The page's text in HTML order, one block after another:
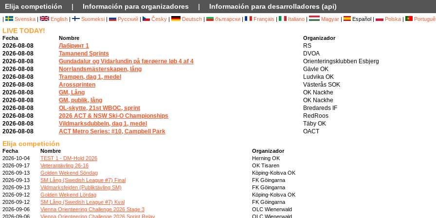
Elija competición | Información para organizadores | Información para desarrolladores (api)
| Svenska | English | Suomeksi | Русский | Česky | Deutsch | български | Français | Italiano | Magyar | Español | Polska |
LIVE TODAY!
Fecha Nombre Organizador
2026-08-08 Лабіринт 1
RS
2026-08-08
Tamanend Sprints
DVOA
2026-08-08
Gundadalur og Vidarlundin på færøerne løb 4 af 4
Orienteringsklubben Esbjerg
2026-08-08
Norrlandsmästerskapen, lång
Gävle OK
2026-08-08
Trampen, dag 1, medel
Ludvika OK
2026-08-08
Arossprinten
Västerås SOK
2026-08-08
GM, Lång
OK Nackhe
2026-08-08
GM, publik, lång
OK Nackhe
2026-08-08
OL-skytte, 21st WBOC, sprint
Bredareds IF
2026-08-08
2026 ACT & NSW Ski-O Championships
RedRoos
2026-08-08
Vildmarksdubbeln, dag 1, medel
Täby OK
2026-08-08
ACT Metro Series: #10, Campbell Park OACT
Elija competición
Fecha Nombre
Organizador
2026-10-04
TEST 1 - DM-Hold 2026
Herning OK
2026-09-17
Veterantävling 26-16
OK Tisaren
2026-09-13
Golden Wekend Söndag
Köping-Kolsva OK
2026-09-13
SM Lång (Swedish League #7) Final
FK Göingarna
2026-09-13
Vildmarksfejden (Publiktävling SM)
FK Göingarna
2026-09-12
Golden Wekend Lördag
Köping-Kolsva OK
2026-09-12
SM Lång (Swedish League #7) Kval
FK Göingarna
2026-09-06
Vienna Orienteering Challenge 2026 Stage 3
OLC Wienerwald
2026-09-06
Vienna Orienteering Challenge 2026 Sprint Relay OLC Wienerwald